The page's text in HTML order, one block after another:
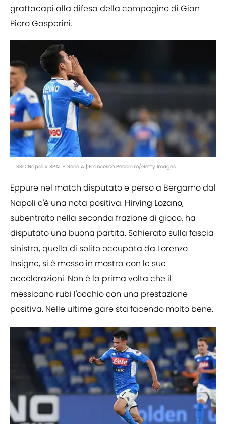
grattacapi alla difesa della compagine di Gian
Piero Gasperini.
SSC Napoli v SPAL - Serie A | Francesco Pecoraro/Getty Images
Eppure nel match disputato e perso a Bergamo dal
Napoli c'è una nota positiva. Hirving Lozano,
subentrato nella seconda frazione di gioco, ha
disputato una buona partita. Schierato sulla fascia
sinistra, quella di solito occupata da Lorenzo
Insigne, si è messo in mostra con le sue
accelerazioni. Non è la prima volta che il
messicano rubi l'occhio con una prestazione
positiva. Nelle ultime gare sta facendo molto bene.